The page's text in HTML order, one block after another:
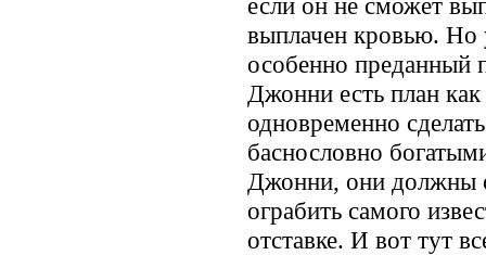
выплачен кровью. Но
особенно
Джонни есть план
одновременно
баснословно
Джонни, они должны
ограбить самого
отставке. И вот тут